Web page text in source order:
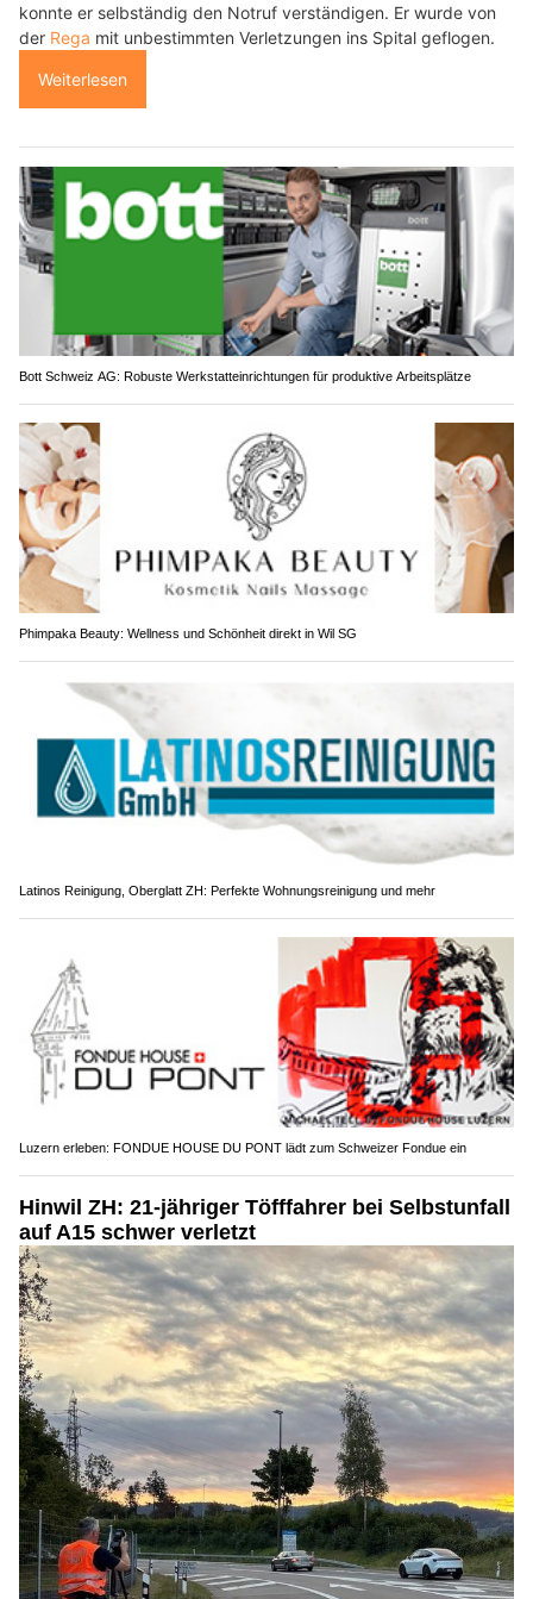
konnte er selbständig den Notruf verständigen. Er wurde von
der Rega mit unbestimmten Verletzungen ins Spital geflogen.
Weiterlesen
Bott Schweiz AG: Robuste Werkstatteinrichtungen für produktive Arbeitsplätze
Phimpaka Beauty: Wellness und Schönheit direkt in Wil SG
Latinos Reinigung, Oberglatt ZH: Perfekte Wohnungsreinigung und mehr
Luzern erleben: FONDUE HOUSE DU PONT lädt zum Schweizer Fondue ein
Hinwil ZH: 21-jähriger Töfffahrer bei Selbstunfall
auf A15 schwer verletzt